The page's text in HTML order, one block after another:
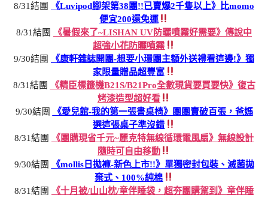
8/31結團
《Luvipod腳架第38團!!已賣爆2千隻以上》比momo
便宜200還免運
8/31結團
《暑假來了~LISHAN UV防曬噴霧好需要》傳說中
超強小花防曬噴霧
9/30結團
《康軒雜誌開團-想要小環團主額外送禮看這邊!》獨
家限量贈品超豐富
8/31結團
《精臣標籤機B21S/B21Pro全數現貨要買要快》復古
烤漆造型超好看
9/30結團
《愛兒館-我的第一張書桌椅》團團賣破百張，爸媽
選這張桌子準沒錯
8/31結團
《團購現省千元~麗克特無線循環電風扇》無線設計
隨時可自由移動
9/30結團
《mollis日拋褲-新色上市!!》單獨密封包裝、滅菌拋
棄式、100%純棉
8/31結團
《十月被/山山枕/童伴睡袋，超夯團購駕到》童伴睡